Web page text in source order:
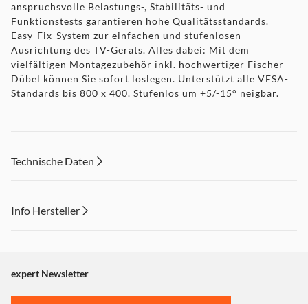
anspruchsvolle Belastungs-, Stabilitäts- und
Funktionstests garantieren hohe Qualitätsstandards.
Easy-Fix-System zur einfachen und stufenlosen
Ausrichtung des TV-Geräts. Alles dabei: Mit dem
vielfältigen Montagezubehör inkl. hochwertiger Fischer-
Dübel können Sie sofort loslegen. Unterstützt alle VESA-
Standards bis 800 x 400. Stufenlos um +5/-15° neigbar.
Technische Daten
Info Hersteller
"Marketing".
Einstellungen anpassen
expert Newsletter